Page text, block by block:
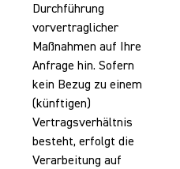
Durchführung
vorvertraglicher
Maßnahmen auf Ihre
Anfrage hin. Sofern
kein Bezug zu einem
(künftigen)
Vertragsverhältnis
besteht, erfolgt die
Verarbeitung auf